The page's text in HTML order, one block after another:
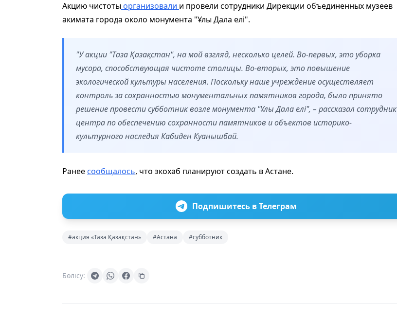
Акцию чистоты организовали и провели сотрудники Дирекции объединенных музеев
акимата города около монумента "Ұлы Дала елі".
"У акции "Таза Қазақстан", на мой взгляд, несколько целей. Во-первых, это уборка
мусора, способствующая чистоте столицы. Во-вторых, это повышение
экологической культуры населения. Поскольку наше учреждение осуществляет
контроль за сохранностью монументальных памятников города, было принято
решение провести субботник возле монумента "Ұлы Дала елі", – рассказал сотрудник
центра по обеспечению сохранности памятников и объектов историко-
культурного наследия Кабиден Куанышбай.
Ранее сообщалось, что экохаб планируют создать в Астане.
Подпишитесь в Телеграм
#акция «Таза Қазақстан» #Астана #субботник
Бөлісу: